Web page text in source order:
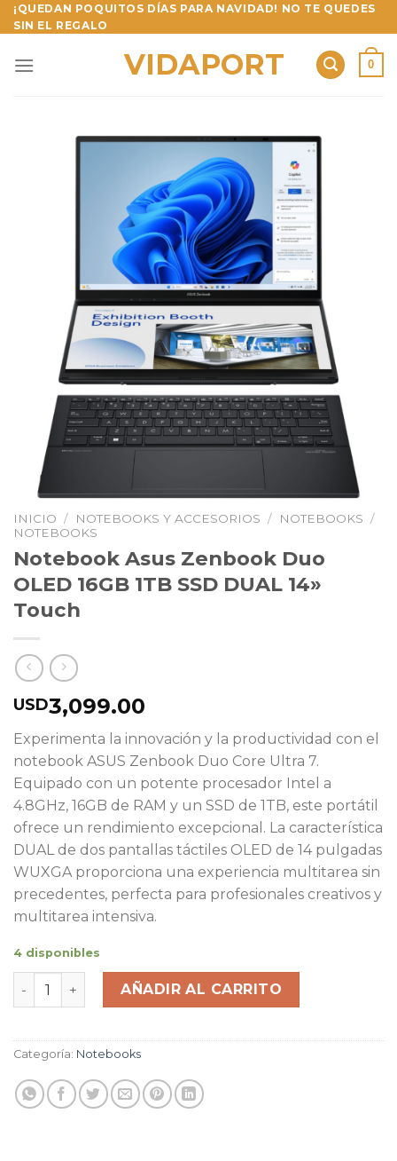
Skip
to
¡QUEDAN POQUITOS DÍAS PARA NAVIDAD! NO TE QUEDES
SIN EL REGALO
VIDAPORT 0
INICIO / NOTEBOOKS Y ACCESORIOS / NOTEBOOKS /
NOTEBOOKS
Notebook Asus Zenbook Duo
OLED 16GB 1TB SSD DUAL 14»
Touch
USD3,099.00
Experimenta la innovación y la productividad con el
notebook ASUS Zenbook Duo Core Ultra 7.
Equipado con un potente procesador Intel a
4.8GHz, 16GB de RAM y un SSD de 1TB, este portátil
ofrece un rendimiento excepcional. La característica
DUAL de dos pantallas táctiles OLED de 14 pulgadas
WUXGA proporciona una experiencia multitarea sin
precedentes, perfecta para profesionales creativos y
multitarea intensiva.
4 disponibles
Notebook Asus Zenbook Duo OLED 16GB 1TB SSD
AÑADIR AL CARRITO
Categoría: Notebooks